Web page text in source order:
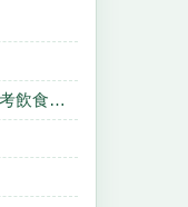
高考（前）飲食注意事項，高考飲食菜譜搭配